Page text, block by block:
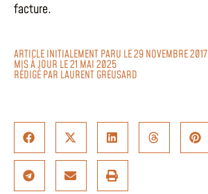
facture.
ARTICLE INITIALEMENT PARU LE 29 NOVEMBRE 2017
MIS À JOUR LE 21 MAI 2025
RÉDIGÉ PAR LAURENT GREUSARD